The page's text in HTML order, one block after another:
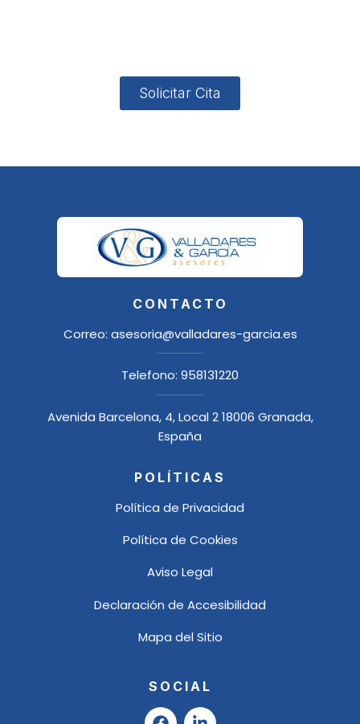
Solicitar Cita
CONTACTO
Correo: asesoria@valladares-garcia.es
Telefono: 958131220
Avenida Barcelona, 4, Local 2 18006 Granada,
España
POLÍTICAS
Política de Privacidad
Política de Cookies
Aviso Legal
Declaración de Accesibilidad
Mapa del Sitio
SOCIAL
F
L